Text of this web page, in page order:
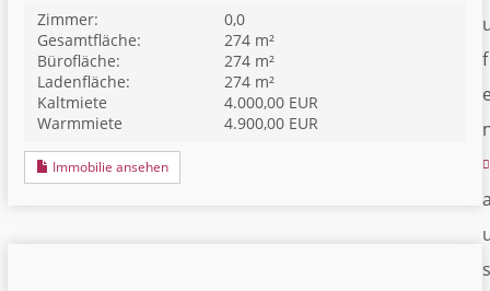
Zimmer:
0,0
Gesamtfläche:
274 m²
Bürofläche:
274 m²
Ladenfläche:
274 m²
Kaltmiete
4.000,00 EUR
Warmmiete
4.900,00 EUR
Immobilie ansehen
f
s